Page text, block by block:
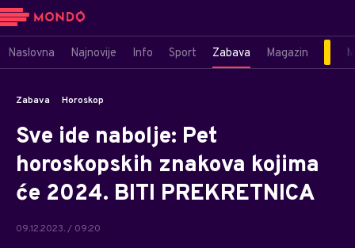
Naslovna Najnovije Info Sport Zabava Magazin
Zabava Horoskop
Sve ide nabolje: Pet
horoskopskih znakova kojima
će 2024. BITI PREKRETNICA
09.12.2023. / 09:20